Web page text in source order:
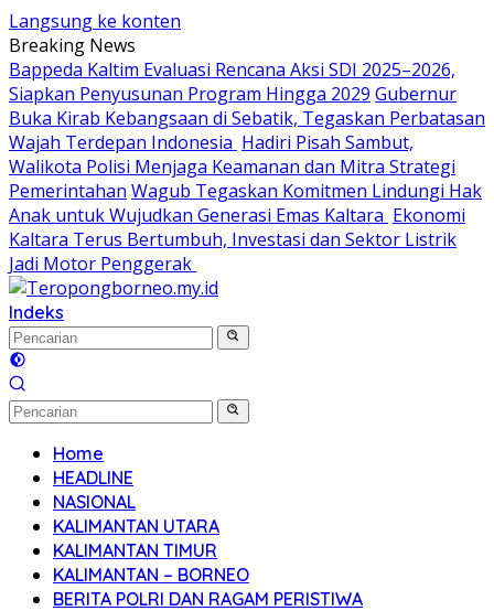
Langsung ke konten
Breaking News
Bappeda Kaltim Evaluasi Rencana Aksi SDI 2025–2026,
Siapkan Penyusunan Program Hingga 2029 Gubernur
Buka Kirab Kebangsaan di Sebatik, Tegaskan Perbatasan
Wajah Terdepan Indonesia Hadiri Pisah Sambut,
Walikota Polisi Menjaga Keamanan dan Mitra Strategi
Pemerintahan Wagub Tegaskan Komitmen Lindungi Hak
Anak untuk Wujudkan Generasi Emas Kaltara Ekonomi
Kaltara Terus Bertumbuh, Investasi dan Sektor Listrik
Jadi Motor Penggerak
Indeks
Home
HEADLINE
NASIONAL
KALIMANTAN UTARA
KALIMANTAN TIMUR
KALIMANTAN – BORNEO
BERITA POLRI DAN RAGAM PERISTIWA